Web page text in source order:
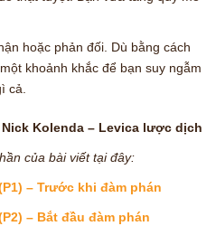
hoặc phản đối. Dù bằng cách
khoảnh khắc để bạn suy ngẫm
cả.
Kolenda – Levica lược dịch
của bài viết tại đây:
– Trước khi đàm phán
– Bắt đầu đàm phán